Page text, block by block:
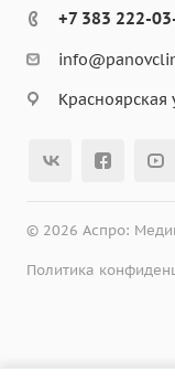
+7 383 222-
Красноярская
© 2026 Аспро:
Политика